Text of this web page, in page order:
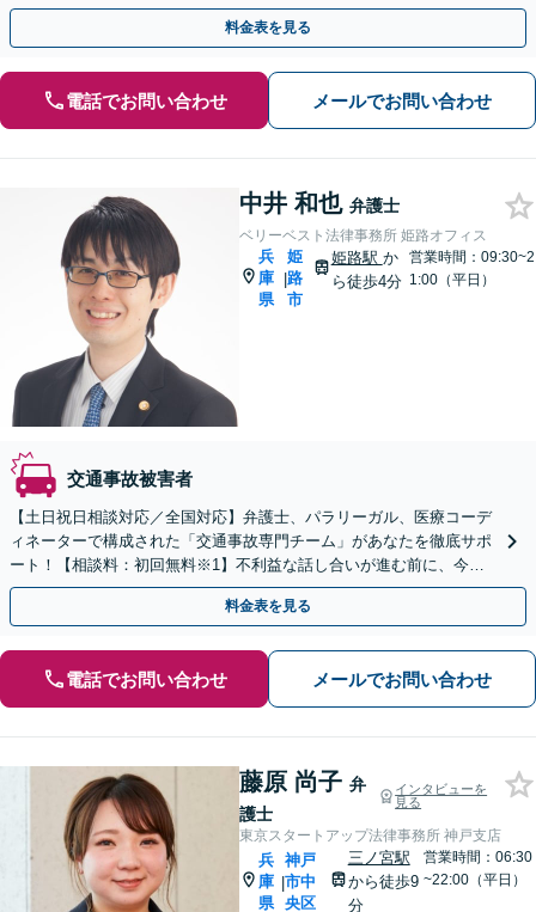
どのような内容でも遠慮なくご相談ください。
料金表を見る
電話でお問い合わせ メールでお問い合わせ
中井 和也 弁護士
ベリーベスト法律事務所 姫路オフィス
兵
庫
県
|
姫
路
市
姫路駅 か
ら徒歩4分
営業時間：09:30~2
1:00（平日）
交通事故被害者
【土日祝日相談対応／全国対応】弁護士、パラリーガル、医療コーデ
ィネーターで構成された「交通事故専門チーム」があなたを徹底サポ
ート！【相談料：初回無料※1】不利益な話し合いが進む前に、今す
ぐ相談！
料金表を見る
電話でお問い合わせ メールでお問い合わせ
藤原 尚子 弁
護士
インタビューを
見る
東京スタートアップ法律事務所 神戸支店
兵
庫
県
|
神戸
市中
央区
三ノ宮駅
から徒歩9
分
営業時間：06:30
~22:00（平日）